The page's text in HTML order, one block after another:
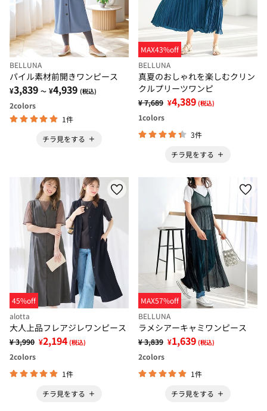
BELLUNA
パイル素材前開きワンピース
¥3,839 ～ ¥4,939 (税込)
2colors
1件
チラ見をする
MAX43%off
BELLUNA
真夏のおしゃれを楽しむクリン
クルプリーツワンピ
¥ 7,689 ¥4,389 (税込)
1colors
3件
チラ見をする
45%off
alotta
大人上品フレアジレワンピース
¥ 3,990 ¥2,194 (税込)
2colors
1件
チラ見をする
MAX57%off
BELLUNA
ラメシアーキャミワンピース
¥ 3,839 ¥1,639 (税込)
2colors
1件
チラ見をする